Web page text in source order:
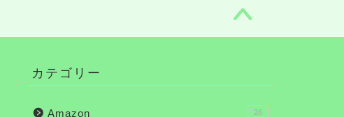
カテゴリー
Amazon 26